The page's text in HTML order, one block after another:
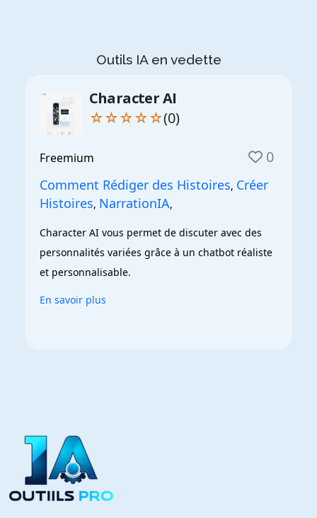
Outils IA en vedette
Character AI
☆☆☆☆☆(0)
Freemium 0
Comment Rédiger des Histoires, Créer
Histoires, NarrationIA,
Character AI vous permet de discuter avec des
personnalités variées grâce à un chatbot réaliste
et personnalisable.
En savoir plus